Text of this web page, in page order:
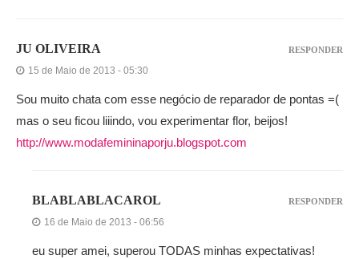
JU OLIVEIRA
15 de Maio de 2013 - 05:30
Sou muito chata com esse negócio de reparador de pontas =(
mas o seu ficou liiindo, vou experimentar flor, beijos!
http://www.modafemininaporju.blogspot.com
RESPONDER
BLABLABLACAROL
16 de Maio de 2013 - 06:56
eu super amei, superou TODAS minhas expectativas!
RESPONDER